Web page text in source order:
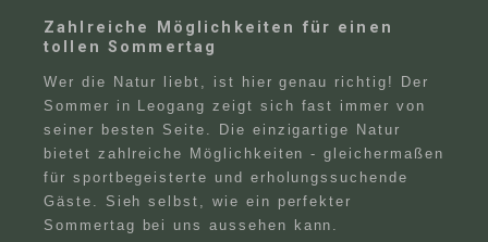
Zahlreiche Möglichkeiten für einen
tollen Sommertag
Wer die Natur liebt, ist hier genau richtig! Der
Sommer in Leogang zeigt sich fast immer von
seiner besten Seite. Die einzigartige Natur
bietet zahlreiche Möglichkeiten - gleichermaßen
für sportbegeisterte und erholungssuchende
Gäste. Sieh selbst, wie ein perfekter
Sommertag bei uns aussehen kann.